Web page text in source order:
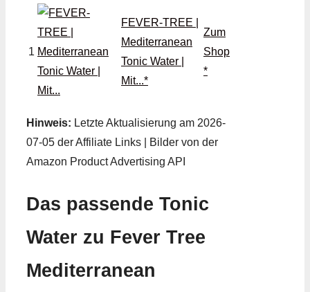
1
FEVER-TREE |
Mediterranean
Tonic Water |
Mit...*
Zum
Shop
*
Hinweis: Letzte Aktualisierung am 2026-
07-05 der Affiliate Links | Bilder von der
Amazon Product Advertising API
Das passende Tonic
Water zu Fever Tree
Mediterranean